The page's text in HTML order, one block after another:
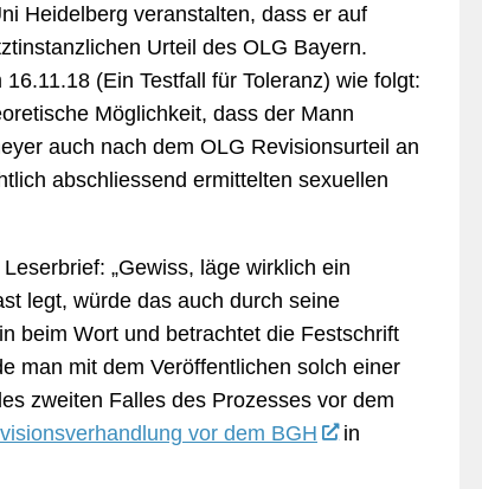
Heidelberg veranstalten, dass er auf
Urteil des OLG Bayern.
(Ein Testfall für Toleranz) wie folgt:
Möglichkeit, dass der Mann
auch nach dem OLG Revisionsurteil an
abschliessend ermittelten sexuellen
„Gewiss, läge wirklich ein
legt, würde das auch durch seine
beim Wort und betrachtet die Festschrift
man mit dem Veröffentlichen solch einer
zweiten Falles des Prozesses vor dem
vor dem BGH
in